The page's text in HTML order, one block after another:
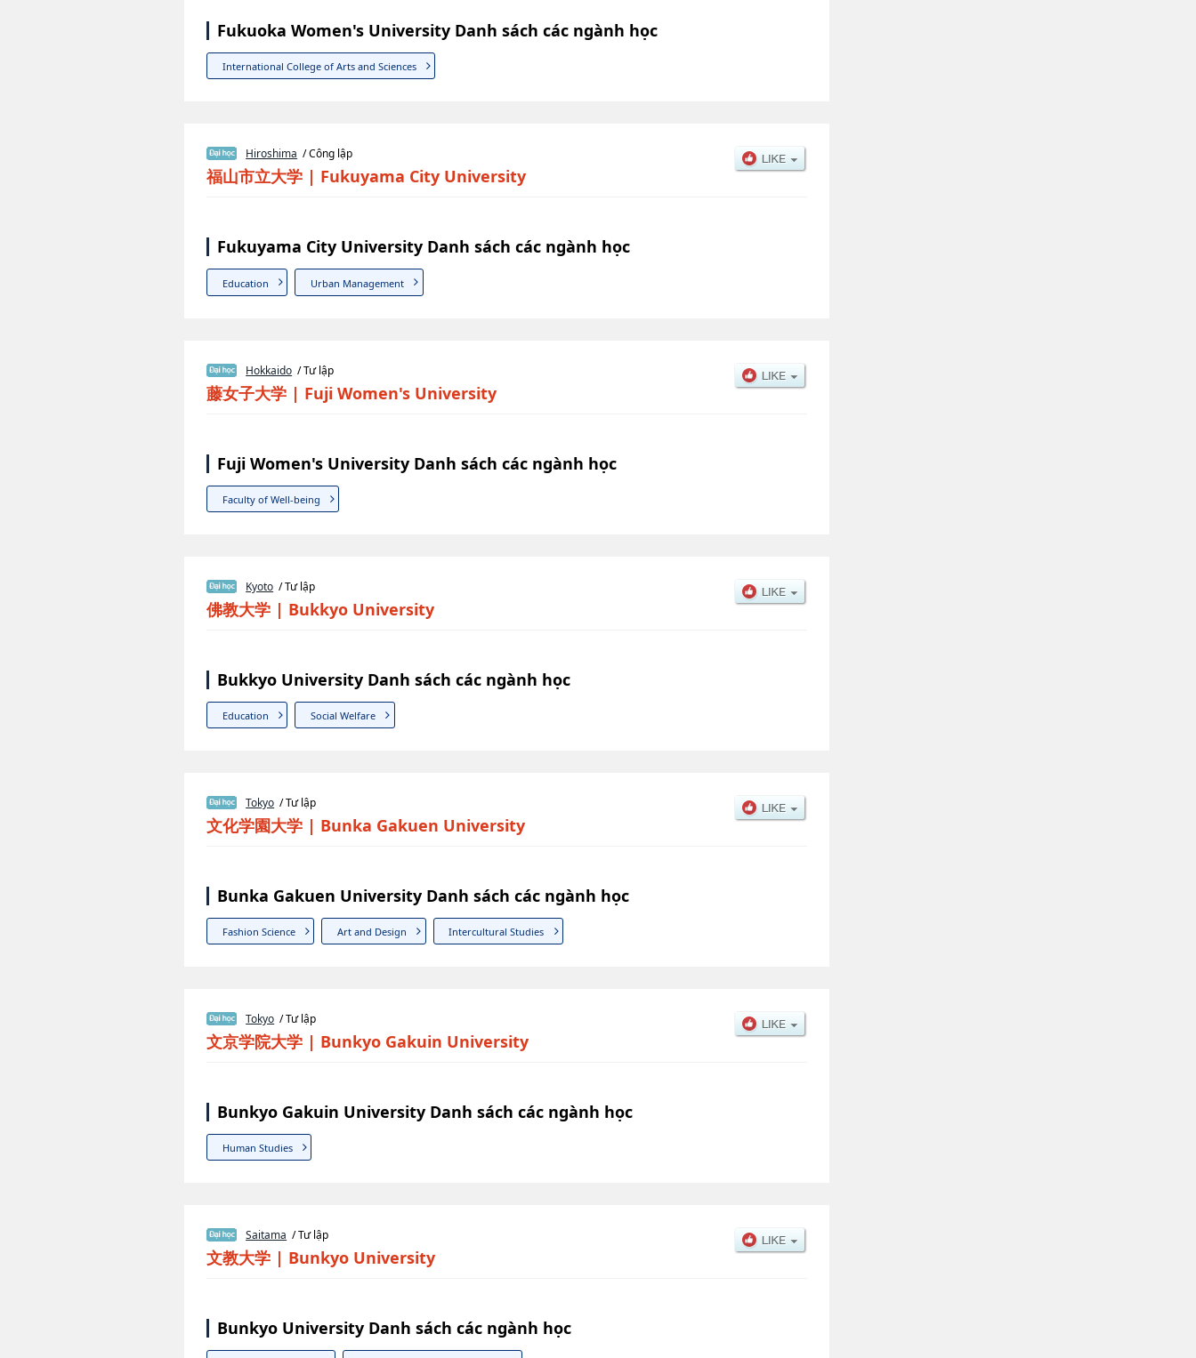
Fukuoka Women's University Danh sách các ngành học
International College of Arts and Sciences
Hiroshima / Công lập
福山市立大学 | Fukuyama City University
Fukuyama City University Danh sách các ngành học
Education Urban Management
Hokkaido / Tư lập
藤女子大学 | Fuji Women's University
Fuji Women's University Danh sách các ngành học
Faculty of Well-being
Kyoto / Tư lập
佛教大学 | Bukkyo University
Bukkyo University Danh sách các ngành học
Education Social Welfare
Tokyo / Tư lập
文化学園大学 | Bunka Gakuen University
Bunka Gakuen University Danh sách các ngành học
Fashion Science Art and Design Intercultural Studies
Tokyo / Tư lập
文京学院大学 | Bunkyo Gakuin University
Bunkyo Gakuin University Danh sách các ngành học
Human Studies
Saitama / Tư lập
文教大学 | Bunkyo University
Bunkyo University Danh sách các ngành học